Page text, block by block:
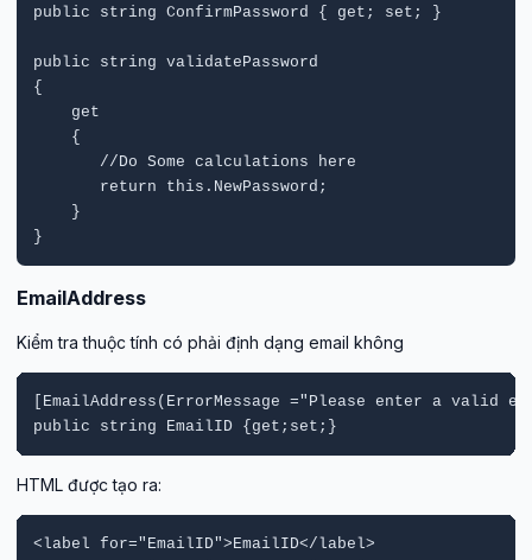
public string ConfirmPassword { get; set; }
public string validatePassword
{
    get
    {
       //Do Some calculations here
       return this.NewPassword;
    }
}
EmailAddress
Kiểm tra thuộc tính có phải định dạng email không
[EmailAddress(ErrorMessage ="Please enter a valid
public string EmailID {get;set;}
HTML được tạo ra:
<label for="EmailID">EmailID</label>